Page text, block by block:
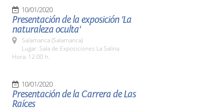
10/01/2020
Presentación de la exposición 'La
naturaleza oculta'
Salamanca (Salamanca)
Lugar: Sala de Exposiciones La Salina
Hora: 12:00 h.
10/01/2020
Presentación de la Carrera de Las
Raíces